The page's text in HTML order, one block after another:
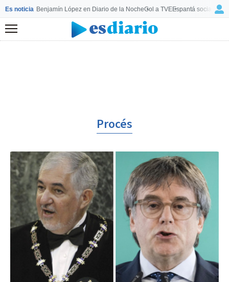
Es noticia Benjamín López en Diario de la NocheGol a TVEEspantá socialista
Menú
Procés